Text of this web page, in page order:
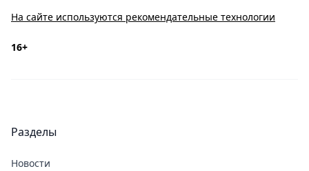
На сайте используются рекомендательные технологии
16+
Разделы
Новости